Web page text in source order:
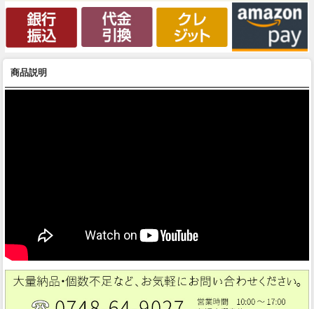
商品説明